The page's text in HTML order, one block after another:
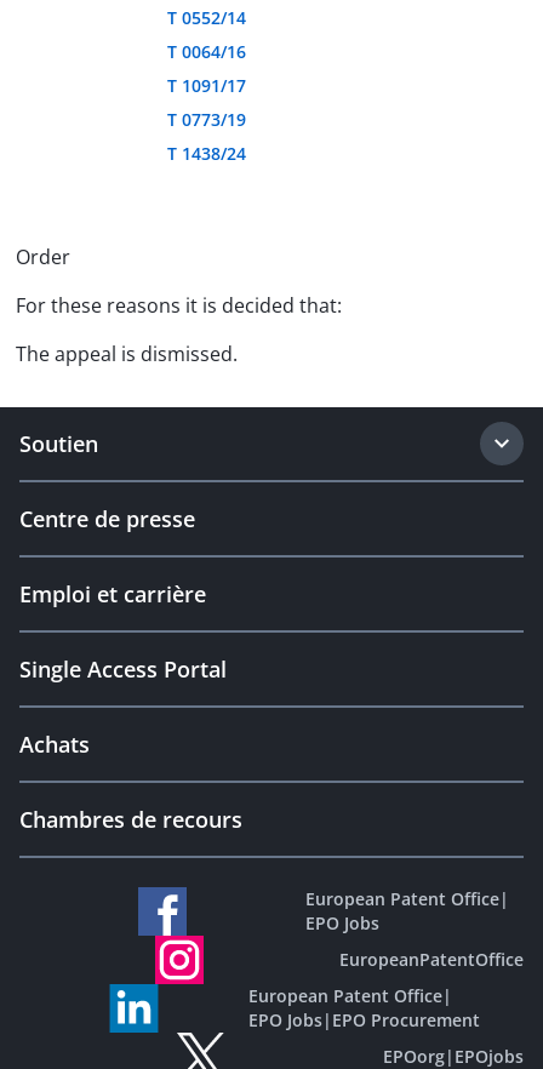
T 0552/14
T 0064/16
T 1091/17
T 0773/19
T 1438/24
Order
For these reasons it is decided that:
The appeal is dismissed.
Soutien
Centre de presse
Emploi et carrière
Single Access Portal
Achats
Chambres de recours
European Patent Office|
EPO Jobs
EuropeanPatentOffice
European Patent Office|
EPO Jobs| EPO Procurement
EPOorg| EPOjobs